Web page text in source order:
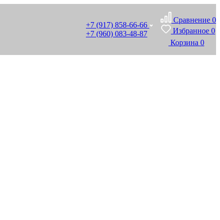
+7 (917) 858-66-66
+7 (960) 083-48-87
Сравнение 0
Избранное 0
Корзина 0